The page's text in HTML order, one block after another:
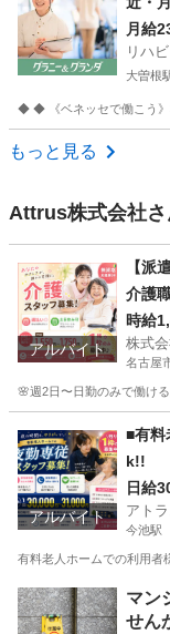
徳川
フ
月給
リハ
大曽根
◆ ◆ 《ベネッセで働こう》
愛知 名古屋市
もっと見る
Attrus株式会社
アルバイト
【派
介護
時給
株式
名古屋
🌸週2日〜日勤のみで働け
介
アルバイト
■有料
k!!
日給
アト
今池駅
有料老人ホームでの利用者
愛知 名古屋市 今
マン
せん